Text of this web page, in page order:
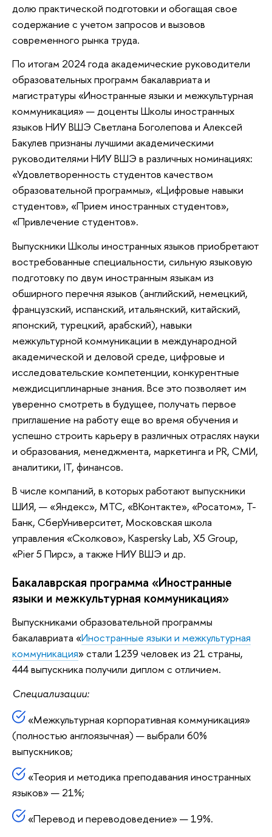
долю практической подготовки и обогащая свое
содержание с учетом запросов и вызовов
современного рынка труда.
По итогам 2024 года академические руководители
образовательных программ бакалавриата и
магистратуры «Иностранные языки и межкультурная
коммуникация» — доценты Школы иностранных
языков НИУ ВШЭ Светлана Боголепова и Алексей
Бакулев признаны лучшими академическими
руководителями НИУ ВШЭ в различных номинациях:
«Удовлетворенность студентов качеством
образовательной программы», «Цифровые навыки
студентов», «Прием иностранных студентов»,
«Привлечение студентов».
Выпускники Школы иностранных языков приобретают
востребованные специальности, сильную языковую
подготовку по двум иностранным языкам из
обширного перечня языков (английский, немецкий,
французский, испанский, итальянский, китайский,
японский, турецкий, арабский), навыки
межкультурной коммуникации в международной
академической и деловой среде, цифровые и
исследовательские компетенции, конкурентные
междисциплинарные знания. Все это позволяет им
уверенно смотреть в будущее, получать первое
приглашение на работу еще во время обучения и
успешно строить карьеру в различных отраслях науки
и образования, менеджмента, маркетинга и PR, СМИ,
аналитики, IT, финансов.
В числе компаний, в которых работают выпускники
ШИЯ, — «Яндекс», МТС, «ВКонтакте», «Росатом», Т-
Банк, СберУниверситет, Московская школа
управления «Сколково», Kaspersky Lab, X5 Group,
«Pier 5 Пирс», а также НИУ ВШЭ и др.
Бакалаврская программа «Иностранные
языки и межкультурная коммуникация»
Выпускниками образовательной программы
бакалавриата «Иностранные языки и межкультурная
коммуникация» стали 1239 человек из 21 страны,
444 выпускника получили диплом с отличием.
Специализации:
«Межкультурная корпоративная коммуникация»
(полностью англоязычная) — выбрали 60%
выпускников;
«Теория и методика преподавания иностранных
языков» — 21%;
«Перевод и переводоведение» — 19%.